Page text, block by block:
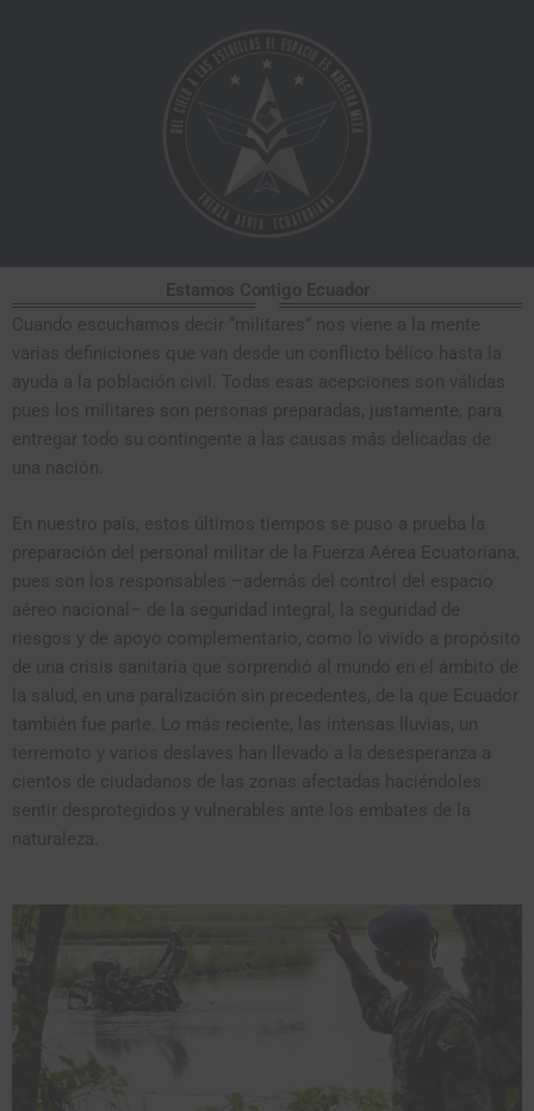
Estamos Contigo Ecuador
Cuando escuchamos decir “militares” nos viene a la mente
varias definiciones que van desde un conflicto bélico hasta la
ayuda a la población civil. Todas esas acepciones son válidas
pues los militares son personas preparadas, justamente, para
entregar todo su contingente a las causas más delicadas de
una nación.
En nuestro país, estos últimos tiempos se puso a prueba la
preparación del personal militar de la Fuerza Aérea Ecuatoriana,
pues son los responsables –además del control del espacio
aéreo nacional– de la seguridad integral, la seguridad de
riesgos y de apoyo complementario, como lo vivido a propósito
de una crisis sanitaria que sorprendió al mundo en el ámbito de
la salud, en una paralización sin precedentes, de la que Ecuador
también fue parte. Lo más reciente, las intensas lluvias, un
terremoto y varios deslaves han llevado a la desesperanza a
cientos de ciudadanos de las zonas afectadas haciéndoles
sentir desprotegidos y vulnerables ante los embates de la
naturaleza.